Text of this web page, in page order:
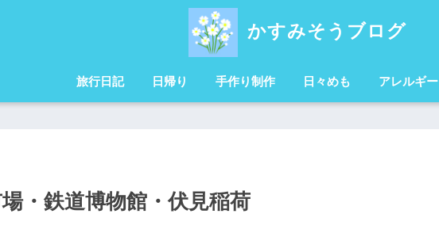
かすみそうブログ
旅行日記 日帰り 手作り制作 日々めも アレルギー
・鉄道博物館・伏見稲荷